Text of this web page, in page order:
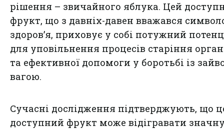
рішення – звичайного яблука. Цей
фрукт, що з давніх-давен вважався
здоров’я, приховує у собі потужний
для уповільнення процесів старіння
та ефективної допомоги у боротьбі із
вагою.
Сучасні дослідження підтверджують, що
доступний фрукт може відігравати